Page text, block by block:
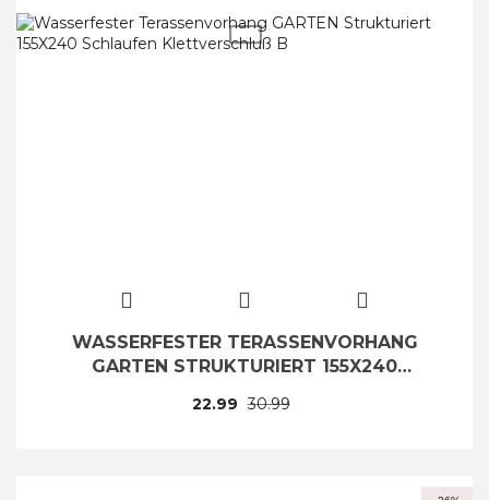
WASSERFESTER TERASSENVORHANG
GARTEN STRUKTURIERT 155X240
30.99
22.99